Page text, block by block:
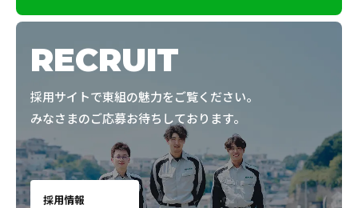
RECRUIT
採用サイトで東組の魅力をご覧ください。
みなさまのご応募お待ちしております。
採用情報